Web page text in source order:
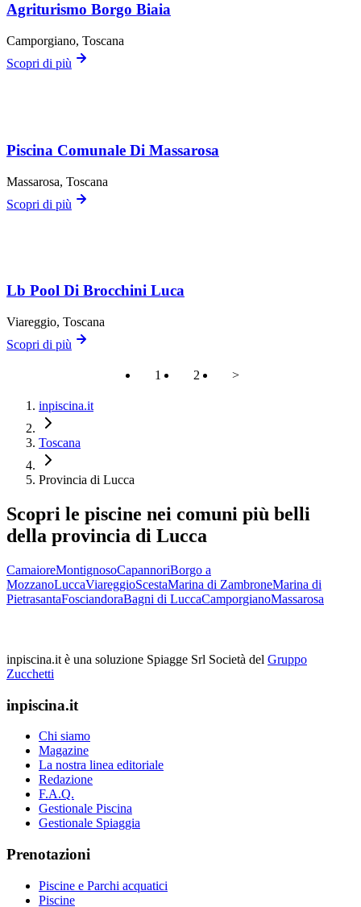
Agriturismo Borgo Biaia
Camporgiano, Toscana
Scopri di più
Piscina Comunale Di Massarosa
Massarosa, Toscana
Scopri di più
Lb Pool Di Brocchini Luca
Viareggio, Toscana
Scopri di più
1 2 >
inpiscina.it
Toscana
Provincia di Lucca
Scopri le piscine nei comuni più belli
della provincia di Lucca
CamaioreMontignosoCapannoriBorgo a
MozzanoLuccaViareggioScestaMarina di ZambroneMarina di
PietrasantaFosciandoraBagni di LuccaCamporgianoMassarosa
inpiscina.it è una soluzione Spiagge Srl Società del Gruppo
Zucchetti
inpiscina.it
Chi siamo
Magazine
La nostra linea editoriale
Redazione
F.A.Q.
Gestionale Piscina
Gestionale Spiaggia
Prenotazioni
Piscine e Parchi acquatici
Piscine